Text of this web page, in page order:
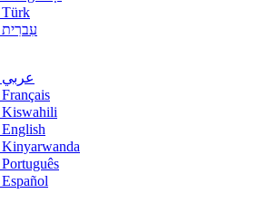
Türk
עִברִית
عربي
Français
Kiswahili
English
Kinyarwanda
Português
Español